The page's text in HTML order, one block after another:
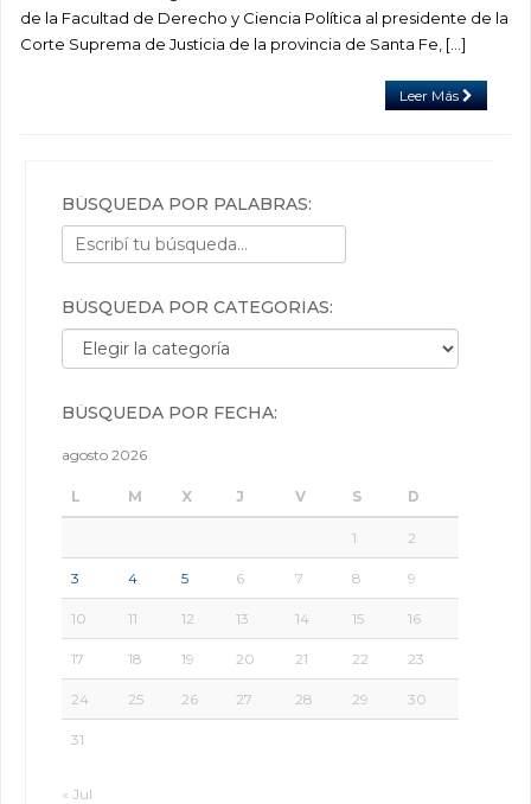
de la Facultad de Derecho y Ciencia Política al presidente de la
Corte Suprema de Justicia de la provincia de Santa Fe, […]
Leer Más
BÚSQUEDA POR PALABRAS:
BÚSQUEDA POR CATEGORÍAS:
Búsqueda por categorías:
BÚSQUEDA POR FECHA:
agosto 2026
L M X J V S D
1 2
3 4 5 6 7 8 9
10 11 12 13 14 15 16
17 18 19 20 21 22 23
24 25 26 27 28 29 30
31
« Jul